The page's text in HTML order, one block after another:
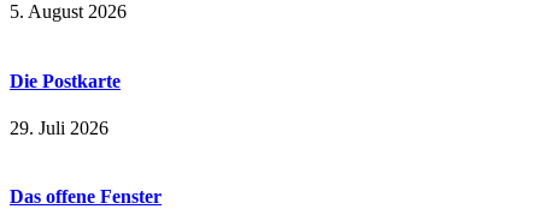
5. August 2026
Die Postkarte
29. Juli 2026
Das offene Fenster